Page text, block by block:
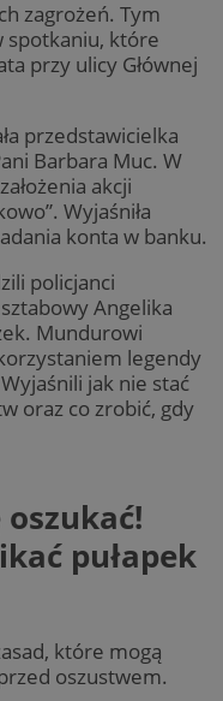
zagrożeń. Tym
spotkaniu, które
przy ulicy Głównej
przedstawicielka
Barbara Muc. W
akcji
Wyjaśniła
konta w banku.
policjanci
Angelika
Mundurowi
legendy
jak nie stać
oraz co zrobić, gdy
pułapek
które mogą
oszustwem.